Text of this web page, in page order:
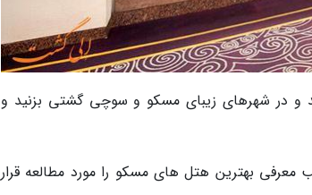
و در شهرهای زیبای مسکو و سوچی گشتی بزنید و
بهترین هتل های مسکو را مورد مطالعه قرار